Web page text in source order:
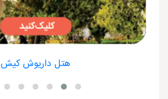
هتل داریوش کیش